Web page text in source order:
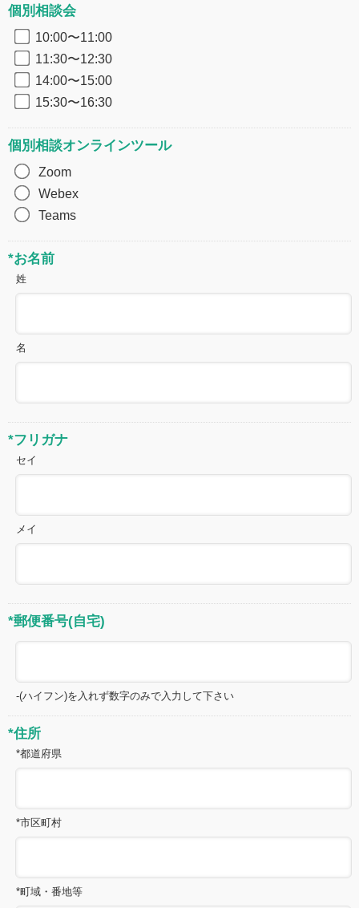
個別相談会
10:00〜11:00
11:30〜12:30
14:00〜15:00
15:30〜16:30
個別相談オンラインツール
Zoom
Webex
Teams
*お名前
姓
名
*フリガナ
セイ
メイ
*郵便番号(自宅)
-(ハイフン)を入れず数字のみで入力して下さい
*住所
*都道府県
*市区町村
*町域・番地等